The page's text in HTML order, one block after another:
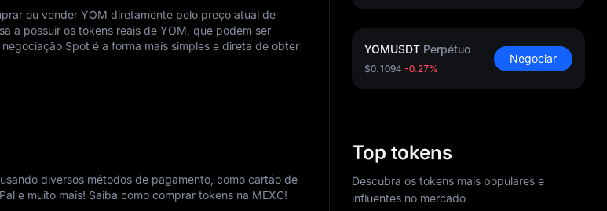
ou vender YOM diretamente pelo preço atual de
a possuir os tokens reais de YOM, que podem ser
Spot é a forma mais simples e direta de obter
diversos métodos de pagamento, como cartão de
e muito mais! Saiba como comprar tokens na MEXC!
YOMUSDT Perpétuo
$0.1094 -0.27%
Negociar
Top tokens
Descubra os tokens mais populares e
influentes no mercado